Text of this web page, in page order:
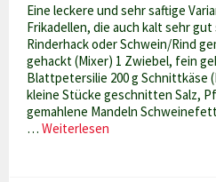
Eine leckere und sehr saftige
Frikadellen, die auch kalt sehr gut
Rinderhack oder Schwein/Rind
gehackt (Mixer) 1 Zwiebel, fein
Blattpetersilie 200 g Schnittkäse
kleine Stücke geschnitten Salz,
gemahlene Mandeln
…Weiterlesen